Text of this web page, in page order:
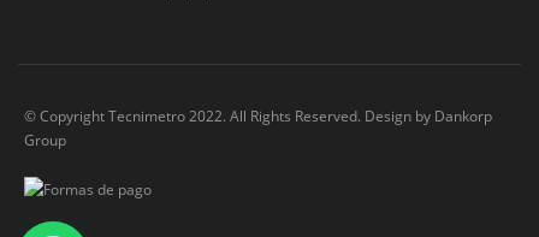
© Copyright Tecnimetro 2022. All Rights Reserved. Design by Dankorp
Group
1